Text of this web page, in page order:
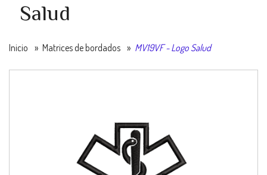
Salud
Inicio » Matrices de bordados » MV19VF - Logo Salud